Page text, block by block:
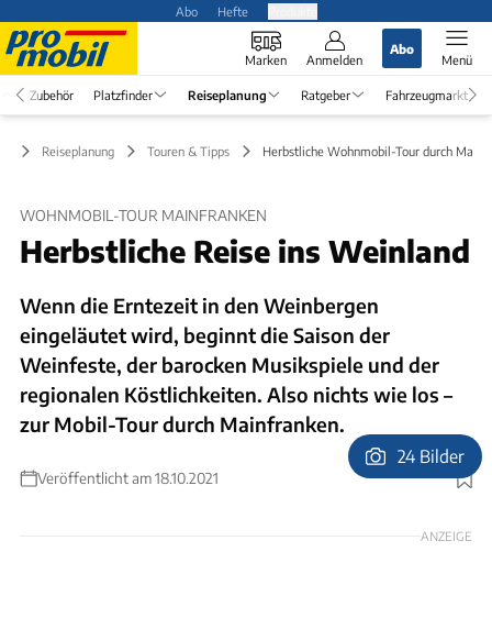
Abo Hefte
Marken Anmelden
Abo
Menü
Zubehör Platzfinder Reiseplanung Ratgeber Fahrzeugmarkt
Reiseplanung Touren & Tipps Herbstliche Wohnmobil-Tour durch
WOHNMOBIL-TOUR MAINFRANKEN
Herbstliche Reise ins Weinland
Wenn die Erntezeit in den Weinbergen
eingeläutet wird, beginnt die Saison der
Weinfeste, der barocken Musikspiele und der
regionalen Köstlichkeiten. Also nichts wie los –
zur Mobil-Tour durch Mainfranken.
Veröffentlicht am 18.10.2021
Foto: Imagebroker:Lilly / Getty
24 Bilder
ANZEIGE